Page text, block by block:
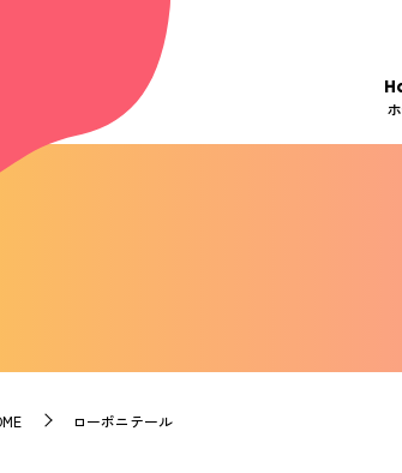
ローポニテール